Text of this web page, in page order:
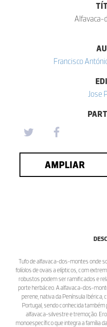
Francisco
Jose
AMPLIAR
Tufo de alfavaca-dos-montes onde
folíolos de ovais a elípticos, com
robustos podem ser ramificados e
porte herbáceo. A alfavaca-dos-
perene, nativa da Península
Portugal, sendo conhecida
alfavaca-silvestre e tremoção.
monoespecífico que integra a família